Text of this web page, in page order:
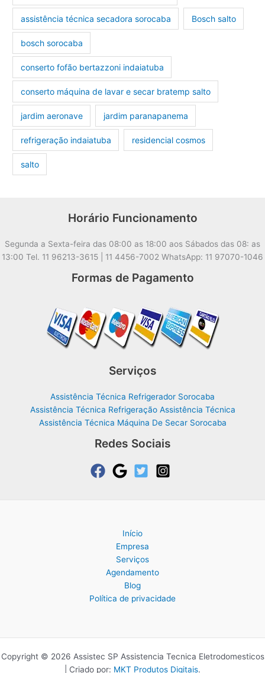
assistência técnica secadora sorocaba Bosch salto
bosch sorocaba
conserto fofão bertazzoni indaiatuba
conserto máquina de lavar e secar bratemp salto
jardim aeronave jardim paranapanema
refrigeração indaiatuba residencial cosmos
salto
Horário Funcionamento
Segunda a Sexta-feira das 08:00 as 18:00 aos Sábados das 08: as
13:00 Tel. 11 96213-3615 | 11 4456-7002 WhatsApp: 11 97070-1046
Formas de Pagamento
Serviços
Assistência Técnica Refrigerador Sorocaba
Assistência Técnica Refrigeração Assistência Técnica
Assistência Técnica Máquina De Secar Sorocaba
Redes Sociais
Início
Empresa
Serviços
Agendamento
Blog
Política de privacidade
Copyright © 2026 Assistec SP Assistencia Tecnica Eletrodomesticos
| Criado por: MKT Produtos Digitais.